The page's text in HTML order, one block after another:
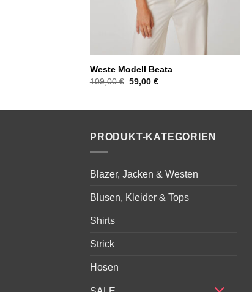
Weste Modell Beata
109,00€ Ursprünglicher
59,00€Aktueller
PRODUKT-KATEGORIEN
Blazer, Jacken & Westen
Blusen, Kleider & Tops
Shirts
Strick
Hosen